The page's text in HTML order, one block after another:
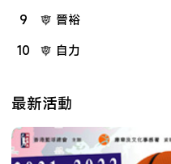
9
晉裕
10
自力
最新活動